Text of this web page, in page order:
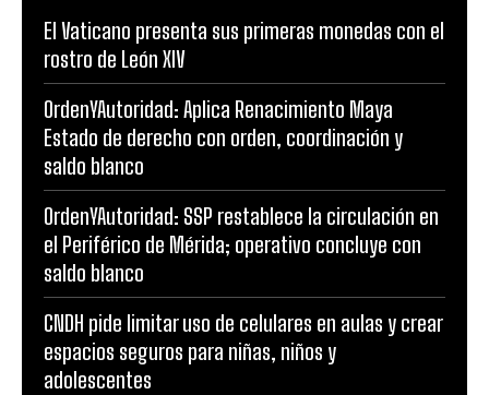
El Vaticano presenta sus primeras monedas con el
rostro de León XIV
OrdenYAutoridad: Aplica Renacimiento Maya
Estado de derecho con orden, coordinación y
saldo blanco
OrdenYAutoridad: SSP restablece la circulación en
el Periférico de Mérida; operativo concluye con
saldo blanco
CNDH pide limitar uso de celulares en aulas y crear
espacios seguros para niñas, niños y
adolescentes